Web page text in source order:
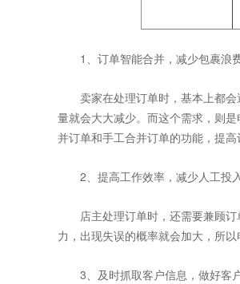
1、订单智能合并，减少包裹浪费
卖家在处理订单时，基本上都会
量就会大大减少。而这个需求，则
并订单和手工合并订单的功能，提高
2、提高工作效率，减少人工投入
店主处理订单时，还需要兼顾订
力，出现失误的概率就会加大，所
3、及时抓取客户信息，做好客户